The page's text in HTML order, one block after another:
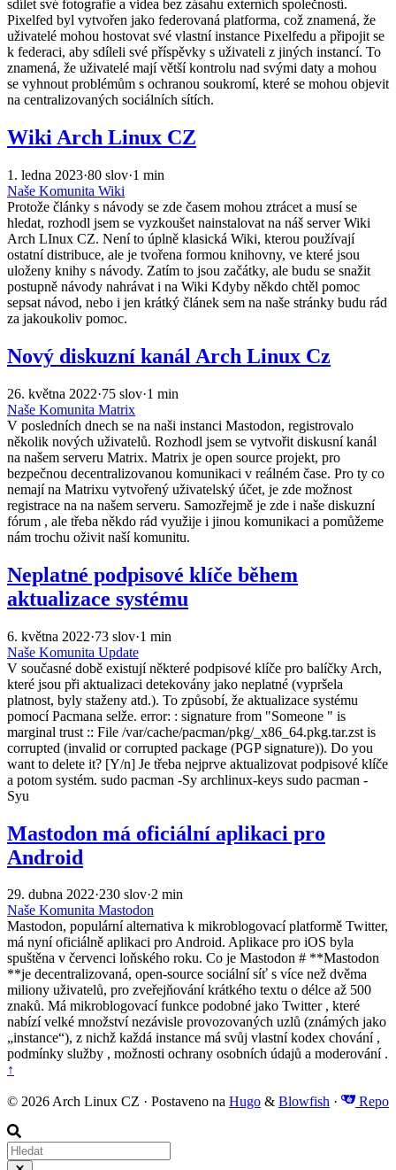
sdílet své fotografie a videa bez zásahu externích společností.
Pixelfed byl vytvořen jako federovaná platforma, což znamená, že
uživatelé mohou hostovat své vlastní instance Pixelfedu a připojit se
k federaci, aby sdíleli své příspěvky s uživateli z jiných instancí. To
znamená, že uživatelé mají větší kontrolu nad svými daty a mohou
se vyhnout problémům s ochranou soukromí, které se mohou objevit
na centralizovaných sociálních sítích.
Wiki Arch Linux CZ
1. ledna 2023·80 slov·1 min
Naše Komunita Wiki
Protože články s návody se zde časem mohou ztrácet a musí se
hledat, rozhodl jsem se vyzkoušet nainstalovat na náš server Wiki
Arch LInux CZ. Není to úplně klasická Wiki, kterou používají
ostatní distribuce, ale je tvořena formou knihovny, ve které jsou
uloženy knihy s návody. Zatím to jsou začátky, ale budu se snažit
postupně návody nahrávat i na Wiki Kdyby někdo chtěl pomoc
sepsat návod, nebo i jen krátký článek sem na naše stránky budu rád
za jakoukoliv pomoc.
Nový diskuzní kanál Arch Linux Cz
26. května 2022·75 slov·1 min
Naše Komunita Matrix
V posledních dnech se na naši instanci Mastodon, registrovalo
několik nových uživatelů. Rozhodl jsem se vytvořit diskusní kanál
na našem serveru Matrix. Matrix je open source projekt, pro
bezpečnou decentralizovanou komunikaci v reálném čase. Pro ty co
nemají na Matrixu vytvořený uživatelský účet, je zde možnost
registrace na na našem serveru. Samozřejmě je zde i naše diskuzní
fórum , ale třeba někdo rád využije i jinou komunikaci a pomůžeme
nám trochu oživit naší komunitu.
Neplatné podpisové klíče během
aktualizace systému
6. května 2022·73 slov·1 min
Naše Komunita Update
V současné době existují některé podpisové klíče pro balíčky Arch,
které jsou při aktualizaci detekovány jako neplatné (vypršela
platnost, byly staženy atd.). To způsobí, že aktualizace systému
pomocí Pacmana selže. error: : signature from "Someone " is
marginal trust :: File /var/cache/pacman/pkg/_x86_64.pkg.tar.zst is
corrupted (invalid or corrupted package (PGP signature)). Do you
want to delete it? [Y/n] Je třeba nejprve aktualizovat podpisové klíče
a potom systém. sudo pacman -Sy archlinux-keys sudo pacman -
Syu
Mastodon má oficiální aplikaci pro
Android
29. dubna 2022·230 slov·2 min
Naše Komunita Mastodon
Mastodon, populární alternativa k mikroblogovací platformě Twitter,
má nyní oficiálně aplikaci pro Android. Aplikace pro iOS byla
spuštěna v červenci loňského roku. Co je Mastodon # **Mastodon
**je decentralizovaná, open-source sociální síť s více než dvěma
miliony uživatelů, pro zveřejňování krátkého textu o délce až 500
znaků. Má mikroblogovací funkce podobné jako Twitter , které
nabízí velké množství nezávisle provozovaných uzlů (známých jako
„instance“), z nichž každá instance má svůj vlastní kodex chování ,
podmínky služby , možnosti ochrany osobních údajů a moderování .
↑
© 2026 Arch Linux CZ · Postaveno na Hugo & Blowfish · Repo